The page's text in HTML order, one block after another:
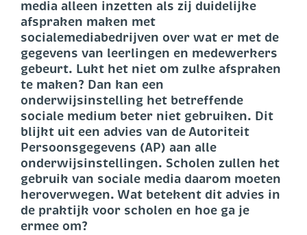
media alleen inzetten als zij duidelijke
afspraken maken met
socialemediabedrijven over wat er met de
gegevens van leerlingen en medewerkers
gebeurt. Lukt het niet om zulke afspraken
te maken? Dan kan een
onderwijsinstelling het betreffende
sociale medium beter niet gebruiken. Dit
blijkt uit een advies van de Autoriteit
Persoonsgegevens (AP) aan alle
onderwijsinstellingen. Scholen zullen het
gebruik van sociale media daarom moeten
heroverwegen. Wat betekent dit advies in
de praktijk voor scholen en hoe ga je
ermee om?